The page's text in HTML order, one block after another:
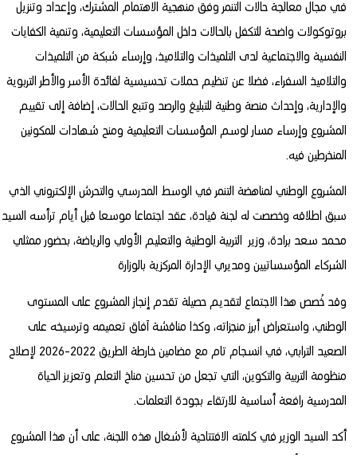
في مجال معالجة حالات التنمر وفق منهجية الاهتمام المشترك، وإعداد وتنزيل
بروتوكولات واضحة للتكفل بالحالات داخل المؤسسات التعليمية، وتنمية الكفايات
النفسية والاجتماعية لدى التلميذات والتلاميذ، وإرساء شبكة من التلميذات
والتلاميذ السفراء، فضلا عن تنظيم حملات تحسيسية لفائدة الأسر والأطر التربوية
والإدارية، وإحداث منصة وطنية للتبليغ والرصد وتتبع الحالات، إضافة إلى تقييم
المشروع وإرساء مسار لوسم المؤسسات التعليمية ومنح شهادات للمكونين
المنخرطين فيه.
المشروع الوطني لمناهضة التنمر في الوسط المدرسي والتحرش الإلكتروني الذي
سبق اطلاقه وخصصت له لجنة قيادة، عقد اجتماعا موسعا قبل أيام ترأسه السيد
محمد سعد برادة، وزير التربية الوطنية والتعليم الأولي والرياضة، بحضور ممثلي
الشركاء المؤسساتيين ومديري الإدارة المركزية بالوزارة
وقد خُصص هذا الاجتماع لتقديم حصيلة تقدم إنجاز المشروع على المستوى
الوطني، واستعراض أبرز منجزاته، وكذا مناقشة آفاق تعميمه وترسيخه على
الصعيد الترابي، في انسجام تام مع مضامين خارطة الطريق 2022-2026 لإصلاح
منظومة التربية والتكوين، التي تجعل من تحسين مناخ التعلم وتعزيز الحياة
المدرسية رافعة أساسية للارتقاء بجودة التعلمات.
أكد السيد الوزير في كلمته الافتتاحية لأشغال هذه اللجنة، على أن هذا المشروع